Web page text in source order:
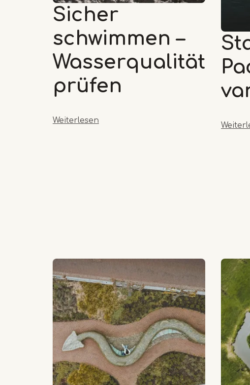
Sicher
schwimmen –
Wasserqualität
prüfen
Weiterlesen